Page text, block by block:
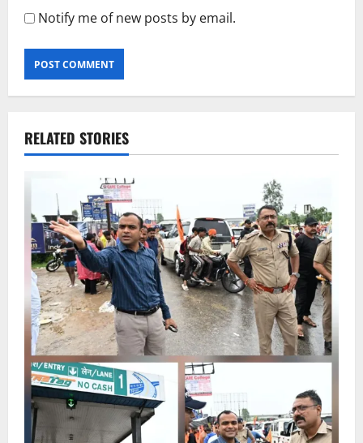
Notify me of new posts by email.
RELATED STORIES